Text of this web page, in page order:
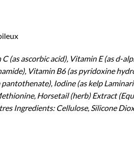
(as ascorbic acid), Vitamin E (as d-
Vitamin B6 (as pyridoxine
Iodine (as kelp
Horsetail (herb) Extract
Ingredients: Cellulose, Silicone